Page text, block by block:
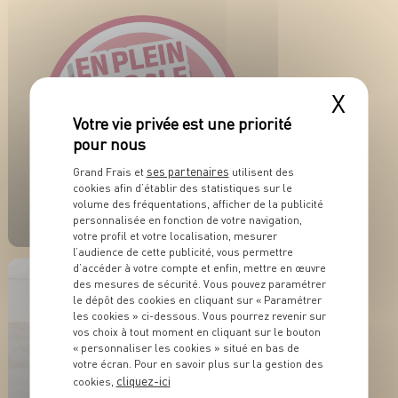
ACTUALITÉ
En plein dans le
millésime !
EN SAVOIR PLUS
X
Grand Frais et ses partenaires utilisent des
cookies afin d’établir des statistiques sur le
volume des fréquentations, afficher de la publicité
personnalisée en fonction de votre navigation,
votre profil et votre localisation, mesurer
l’audience de cette publicité, vous permettre
d’accéder à votre compte et enfin, mettre en œuvre
des mesures de sécurité. Vous pouvez paramétrer
le dépôt des cookies en cliquant sur « Paramétrer
les cookies » ci-dessous. Vous pourrez revenir sur
vos choix à tout moment en cliquant sur le bouton
« personnaliser les cookies » situé en bas de
votre écran. Pour en savoir plus sur la gestion des
cookies, cliquez-ici